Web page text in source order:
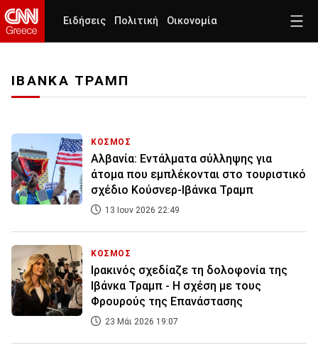
Ειδήσεις Πολιτική Οικονομία
ΙΒΑΝΚΑ ΤΡΑΜΠ
ΚΟΣΜΟΣ
Αλβανία: Εντάλματα σύλληψης για
άτομα που εμπλέκονται στο τουριστικό
σχέδιο Κούσνερ-Ιβάνκα Τραμπ
13 Ιουν 2026 22:49
ΚΟΣΜΟΣ
Ιρακινός σχεδίαζε τη δολοφονία της
Ιβάνκα Τραμπ - Η σχέση με τους
Φρουρούς της Επανάστασης
23 Μάι 2026 19:07